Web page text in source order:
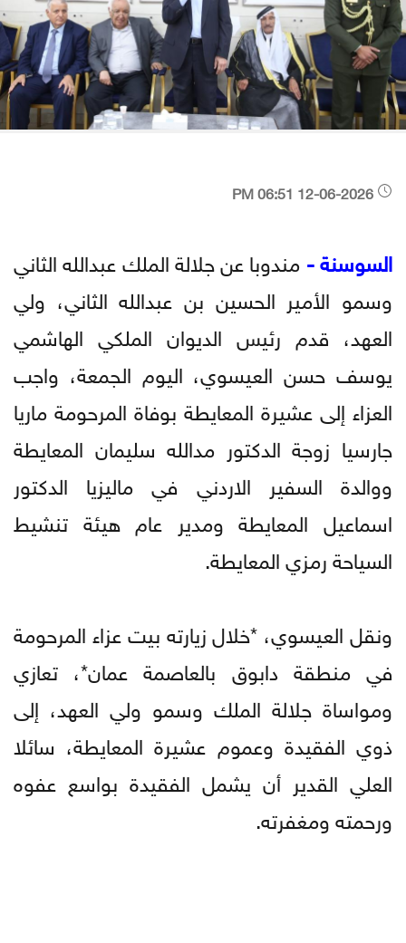
السوسنة -مندوبا عن جلالة الملك عبدالله الثاني
وسمو الأمير الحسين بن عبدالله الثاني، ولي
العهد، قدم رئيس الديوان الملكي الهاشمي
يوسف حسن العيسوي، اليوم الجمعة، واجب
العزاء إلى عشيرة المعايطة بوفاة المرحومة ماريا
جارسيا زوجة الدكتور مدالله سليمان المعايطة
ووالدة السفير الاردني في ماليزيا الدكتور
اسماعيل المعايطة ومدير عام هيئة تنشيط
السياحة رمزي المعايطة.
ونقل العيسوي، *خلال زيارته بيت عزاء المرحومة
في منطقة دابوق بالعاصمة عمان*، تعازي
ومواساة جلالة الملك وسمو ولي العهد، إلى
ذوي الفقيدة وعموم عشيرة المعايطة، سائلا
العلي القدير أن يشمل الفقيدة بواسع عفوه
ورحمته ومغفرته.